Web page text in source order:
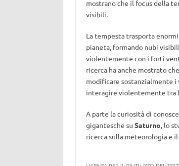
mostrano che il focus della
visibili.
La tempesta trasporta
pianeta, formando nubi
violentemente con i forti
ricerca ha anche mostrato
modificare sostanzialmente
interagire violentemente tra
A parte la curiosità di
gigantesche su Saturno, lo
ricerca sulla meteorologia e